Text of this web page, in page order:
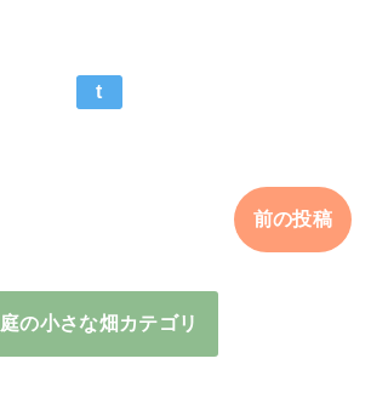
t
前の投稿
庭の小さな畑カテゴリ